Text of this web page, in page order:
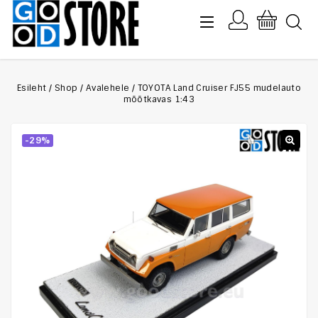
Esileht / Shop / Avalehele / TOYOTA Land Cruiser FJ55 mudelauto
mõõtkavas 1:43
-29%